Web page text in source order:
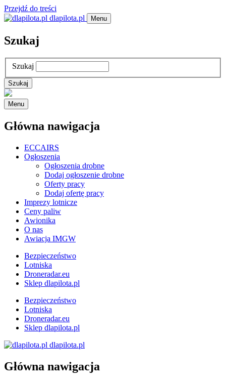
Przejdź do treści
dlapilota.pl
Menu
Szukaj
Szukaj
Menu
Główna nawigacja
ECCAIRS
Ogłoszenia
Ogłoszenia drobne
Dodaj ogłoszenie drobne
Oferty pracy
Dodaj ofertę pracy
Imprezy lotnicze
Ceny paliw
Awionika
O nas
Awiacja IMGW
Bezpieczeństwo
Lotniska
Droneradar.eu
Sklep dlapilota.pl
Bezpieczeństwo
Lotniska
Droneradar.eu
Sklep dlapilota.pl
dlapilota.pl
Główna nawigacja